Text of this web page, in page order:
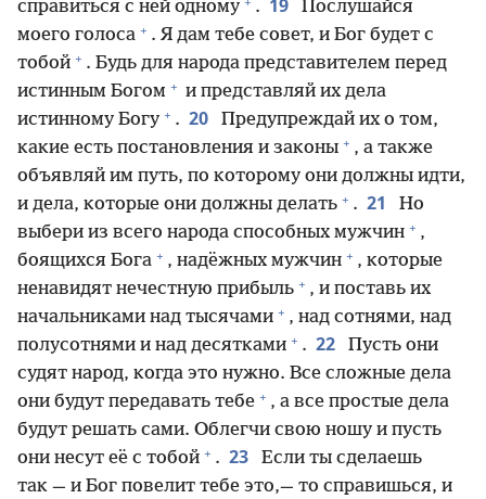
справиться с ней одному . 19
Послушайся
моего голоса + . Я дам тебе совет, и Бог будет с
тобой + . Будь для народа представителем перед
истинным Богом + и представляй их дела
истинному Богу + . 20
Предупреждай их о том,
какие есть постановления и законы + , а также
объявляй им путь, по которому они должны идти,
и дела, которые они должны делать + . 21
Но
выбери из всего народа способных мужчин + ,
боящихся Бога + , надёжных мужчин + , которые
ненавидят нечестную прибыль + , и поставь их
начальниками над тысячами + , над сотнями, над
полусотнями и над десятками + . 22
Пусть они
судят народ, когда это нужно. Все сложные дела
они будут передавать тебе + , а все простые дела
будут решать сами. Облегчи свою ношу и пусть
они несут её с тобой + . 23
Если ты сделаешь
так — и Бог повелит тебе это,— то справишься, и